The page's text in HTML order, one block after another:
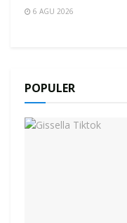
6 AGU 2026
POPULER